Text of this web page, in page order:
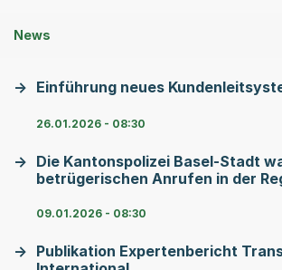
News
Einführung neues
26.01.2026 - 08:30
Die Kantonspolizei Basel-Stadt
betrügerischen Anrufen in der
09.01.2026 - 08:30
Publikation Expertenbericht